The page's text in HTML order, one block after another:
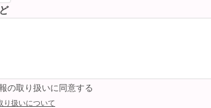
の取り扱いに同意する
り扱いについて